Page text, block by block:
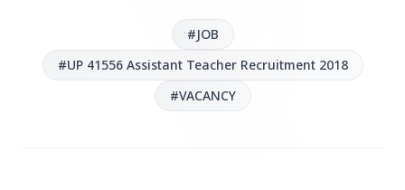
#JOB
#UP 41556 Assistant Teacher Recruitment 2018
#VACANCY